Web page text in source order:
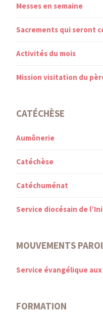
Messes en semaine
Sacrements qui seront
Activités du mois
Mission visitation du
CATÉCHÈSE
Aumônerie
Catéchèse
Catéchuménat
Service diocésain de
MOUVEMENTS
Service évangélique
FORMATION